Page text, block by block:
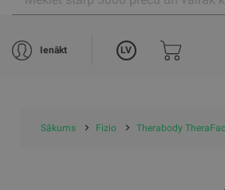
Ienākt LV
Sākums Fizio Therabody